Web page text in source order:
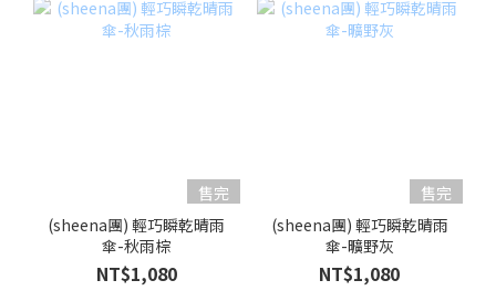
售完
(sheena團) 輕巧瞬乾晴雨
傘-秋雨棕
NT$1,080
售完
(sheena團) 輕巧瞬乾晴雨
傘-曠野灰
NT$1,080